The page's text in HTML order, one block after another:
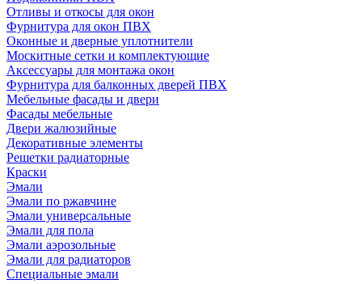
Отливы и откосы для окон
Фурнитура для окон ПВХ
Оконные и дверные уплотнители
Москитные сетки и комплектующие
Аксессуары для монтажа окон
Фурнитура для балконных дверей ПВХ
Мебельные фасады и двери
Фасады мебельные
Двери жалюзийные
Декоративные элементы
Решетки радиаторные
Краски
Эмали
Эмали по ржавчине
Эмали универсальные
Эмали для пола
Эмали аэрозольные
Эмали для радиаторов
Специальные эмали